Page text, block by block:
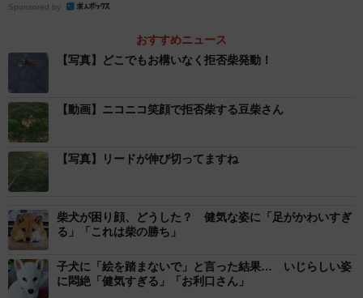
Sponsored by
おすすめニュース
【写真】どこでもお構いなく拒否柴発動！
【動画】ニコニコ笑顔で拒否柴する豆柴さん
【写真】リードが伸び切ってますね
柴犬が困り顔、どうした？ 健気な姿に「足がかわいすぎ
る」「これは柴の勝ち」
子犬に「絵を踏まないで」と言った結果… いじらしい姿
に悶絶「健気すぎる」「お利口さん」